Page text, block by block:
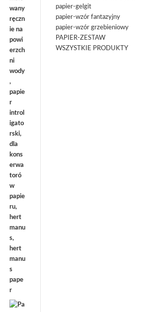
papier-gelgit
papier-wzór fantazyjny
papier-wzór grzebieniowy
PAPIER-ZESTAW
WSZYSTKIE PRODUKTY